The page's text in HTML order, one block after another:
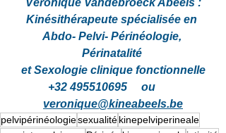
Kinésithérapeute spécialisée en
Abdo- Pelvi- Périnéologie,
Périnatalité
et Sexologie clinique fonctionnelle
+32 495510695     ou
veronique@kineabeels.be
pelvipérinéologiesexualitékinepelviperineale